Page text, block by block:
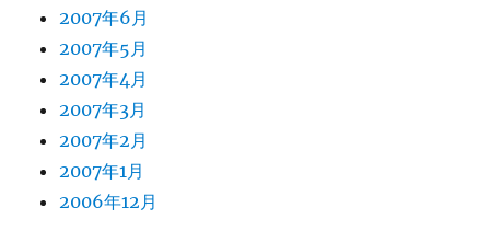
2007年6月
2007年5月
2007年4月
2007年3月
2007年2月
2007年1月
2006年12月